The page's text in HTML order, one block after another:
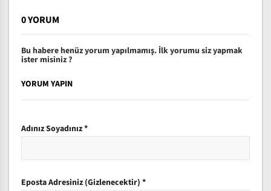
0 YORUM
Bu habere henüz yorum yapılmamış. İlk yorumu siz yapmak
ister misiniz ?
YORUM YAPIN
Adınız Soyadınız*
Eposta Adresiniz (Gizlenecektir) *